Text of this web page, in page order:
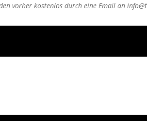
vorher kostenlos durch eine Email an